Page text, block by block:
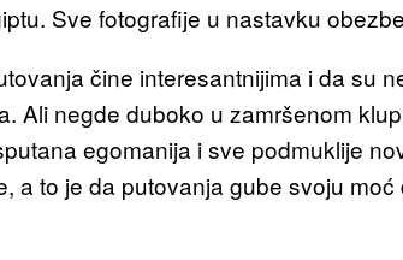
Sve fotografije u nastavku
čine interesantnijima i da su
Ali negde duboko u zamršenom
egomanija i sve podmuklije
a to je da putovanja gube svoju